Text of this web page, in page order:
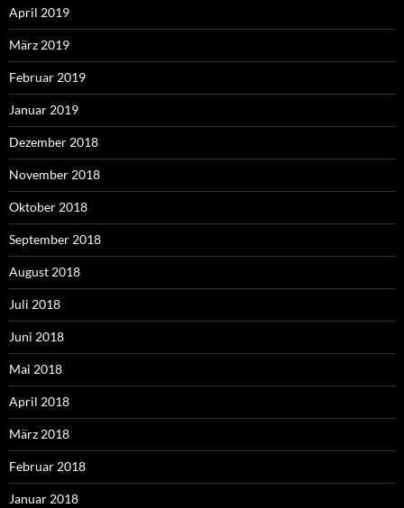
April 2019
März 2019
Februar 2019
Januar 2019
Dezember 2018
November 2018
Oktober 2018
September 2018
August 2018
Juli 2018
Juni 2018
Mai 2018
April 2018
März 2018
Februar 2018
Januar 2018